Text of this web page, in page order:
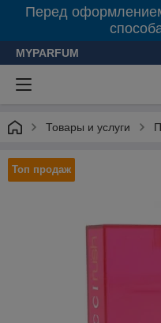
Перед
MYPARFUM
Товары и услуги
Топ продаж